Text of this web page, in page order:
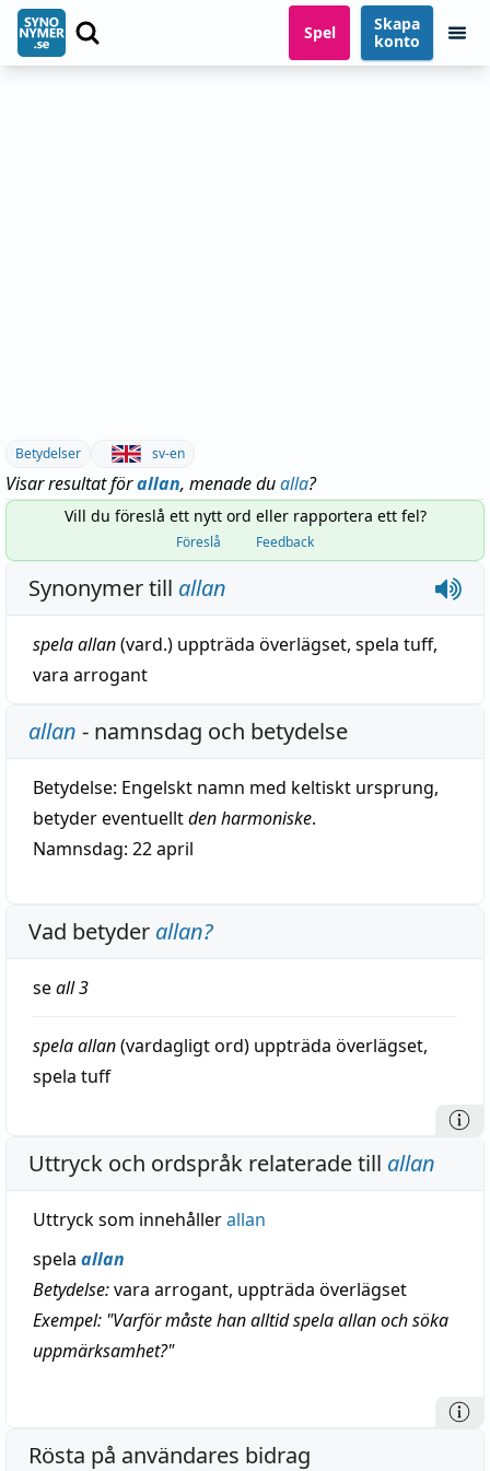
Spel
Skapa
konto
Betydelser sv-en
Visar resultat förallan, menade dualla?
Vill du föreslå ett nytt ord eller rapportera ett fel?
Föreslå Feedback
Synonymer till allan
spela allan(vard.) uppträda överlägset, spela tuff,
vara arrogant
allan - namnsdag och betydelse
Betydelse: Engelskt namn med keltiskt ursprung,
betyder eventuelltden harmoniske.
Namnsdag: 22 april
Vad betyder allan?
seall3
spelaallan(vardagligt ord) uppträda överlägset,
spela tuff
Uttryck och ordspråk relaterade till allan
Uttryck som innehållerallan
spela allan
Betydelse:vara arrogant, uppträda överlägset
Exempel: "Varför måste han alltid spela allan och söka
uppmärksamhet?"
Rösta på användares bidrag